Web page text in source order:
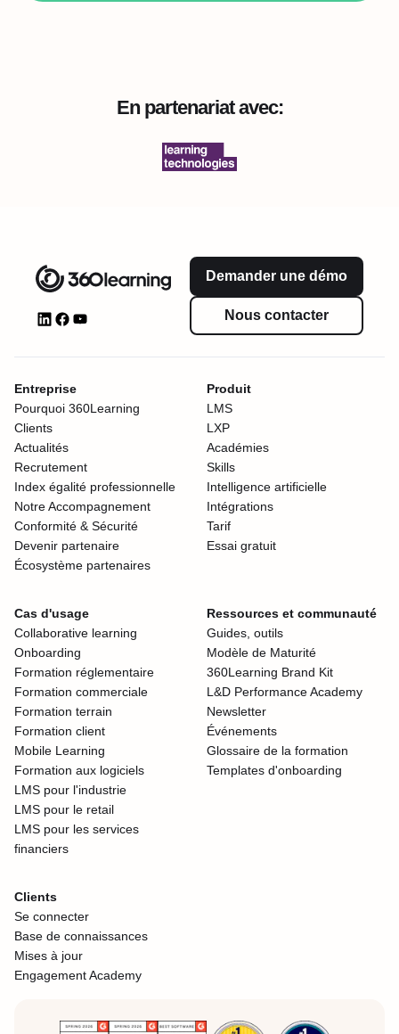
En partenariat avec:
Demander une démo
Nous contacter
Entreprise
Pourquoi 360Learning
Clients
Actualités
Recrutement
Index égalité professionnelle
Notre Accompagnement
Conformité & Sécurité
Devenir partenaire
Écosystème partenaires
Produit
LMS
LXP
Académies
Skills
Intelligence artificielle
Intégrations
Tarif
Essai gratuit
Cas d'usage
Collaborative learning
Onboarding
Formation réglementaire
Formation commerciale
Formation terrain
Formation client
Mobile Learning
Formation aux logiciels
LMS pour l'industrie
LMS pour le retail
LMS pour les services
financiers
Ressources et communauté
Guides, outils
Modèle de Maturité
360Learning Brand Kit
L&D Performance Academy
Newsletter
Événements
Glossaire de la formation
Templates d'onboarding
Clients
Se connecter
Base de connaissances
Mises à jour
Engagement Academy